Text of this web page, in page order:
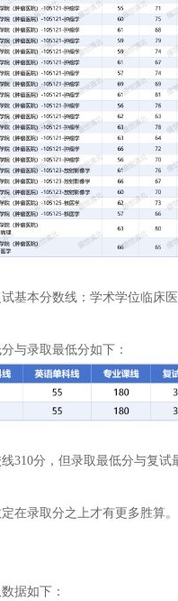
基本分数线：学术学位临床
与录取最低分如下：
310分，但录取最低分与复
在录取分之上才有更多胜
据如下：